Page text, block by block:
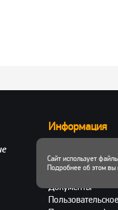
Информация
Доставка и оплата
Личный кабинет
Документы
Сайт использует
Подробнее об этом вы